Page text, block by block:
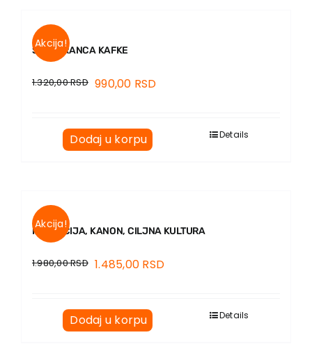
Akcija!
SVET FRANCA KAFKE
1.320,00RSD 990,00 RSD
Dodaj u korpu Details
Akcija!
RECEPCIJA, KANON, CILJNA KULTURA
1.980,00RSD 1.485,00 RSD
Dodaj u korpu Details